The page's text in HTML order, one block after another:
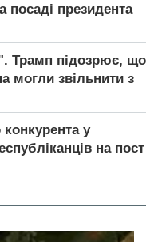
посаді президента
Трамп підозрює, що
могли звільнити з
у
на пост